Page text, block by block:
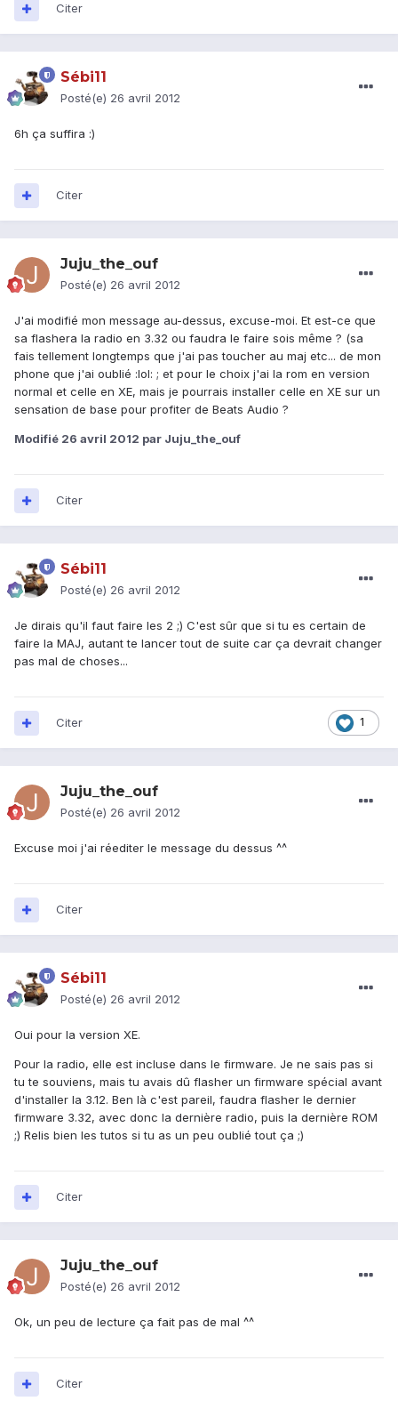
Citer
Sébi11
Posté(e) 26 avril 2012
6h ça suffira :)
Citer
Juju_the_ouf
Posté(e) 26 avril 2012
J'ai modifié mon message au-dessus, excuse-moi. Et est-ce que
sa flashera la radio en 3.32 ou faudra le faire sois même ? (sa
fais tellement longtemps que j'ai pas toucher au maj etc... de mon
phone que j'ai oublié :lol: ; et pour le choix j'ai la rom en version
normal et celle en XE, mais je pourrais installer celle en XE sur un
sensation de base pour profiter de Beats Audio ?
Modifié 26 avril 2012 par Juju_the_ouf
Citer
Sébi11
Posté(e) 26 avril 2012
Je dirais qu'il faut faire les 2 ;) C'est sûr que si tu es certain de
faire la MAJ, autant te lancer tout de suite car ça devrait changer
pas mal de choses...
1
Citer
Juju_the_ouf
Posté(e) 26 avril 2012
Excuse moi j'ai réediter le message du dessus ^^
Citer
Sébi11
Posté(e) 26 avril 2012
Oui pour la version XE.
Pour la radio, elle est incluse dans le firmware. Je ne sais pas si
tu te souviens, mais tu avais dû flasher un firmware spécial avant
d'installer la 3.12. Ben là c'est pareil, faudra flasher le dernier
firmware 3.32, avec donc la dernière radio, puis la dernière ROM
;) Relis bien les tutos si tu as un peu oublié tout ça ;)
Citer
Juju_the_ouf
Posté(e) 26 avril 2012
Ok, un peu de lecture ça fait pas de mal ^^
Citer